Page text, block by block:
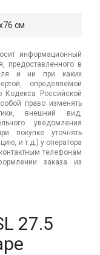
см
информационный
предоставленного в
и ни при каких
определяемой
Кодекса Российской
право изменять
внешний вид,
уведомления
покупке уточнять
и т.д.) у оператора
телефонам
заказа из
27.5